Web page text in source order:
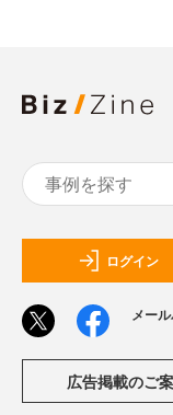
ログイン
メー
広告掲載のご